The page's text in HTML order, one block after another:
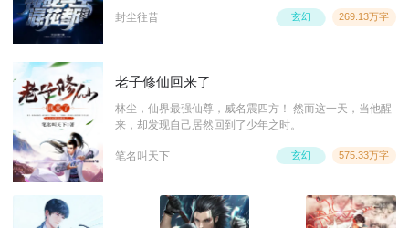
封尘往昔 269.13万字
玄幻
老子修仙回来了
林尘，仙界最强仙尊，威名震四方！ 然而这一天，当他醒
来，却发现自己居然回到了少年之时。
笔名叫天下 575.33万字
玄幻